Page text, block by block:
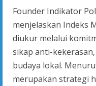
Founder Indikator
menjelaskan Indeks
diukur melalui
sikap anti-
budaya lokal.
merupakan strategi